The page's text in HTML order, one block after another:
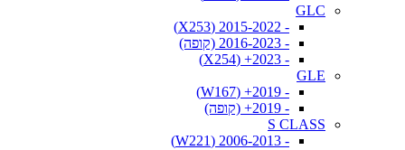
GLC
- 2015-2022 (X253)
- 2016-2023 (קופה)
- 2023+ (X254)
GLE
- 2019+ (W167)
- 2019+ (קופה)
S CLASS
- 2006-2013 (W221)